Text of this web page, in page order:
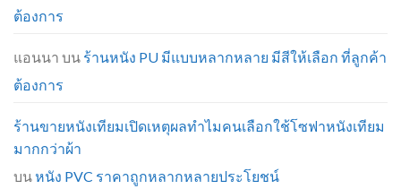
ต้องการ
แอนนา บน ร้านหนัง PU มีแบบหลากหลาย มีสีให้เลือก ที่ลูกค้า
ต้องการ
ร้านขายหนังเทียมเปิดเหตุผลทำไมคนเลือกใช้โซฟาหนังเทียม
มากกว่าผ้า
บนหนัง PVC ราคาถูกหลากหลายประโยชน์